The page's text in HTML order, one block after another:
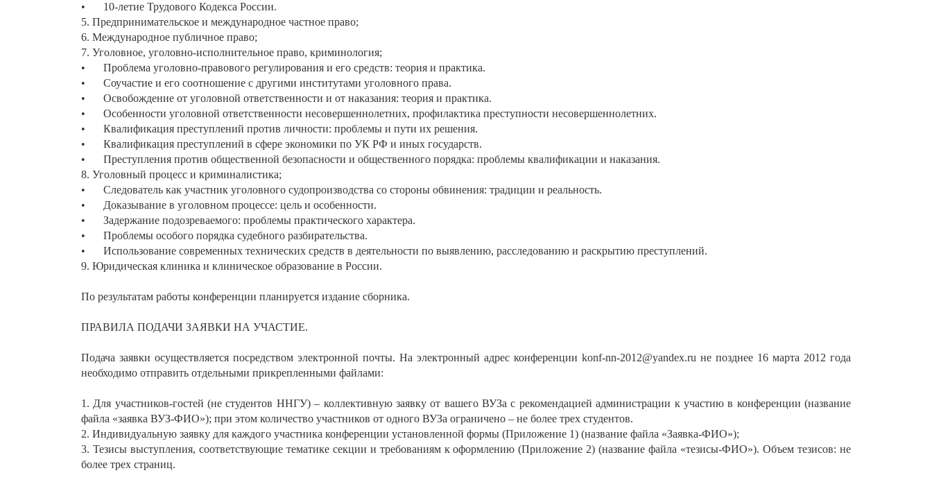
•
10-летие Трудового Кодекса России.
5. Предпринимательское и международное частное право;
6. Международное публичное право;
7. Уголовное, уголовно-исполнительное право, криминология;
•
Проблема уголовно-правового регулирования и его средств: теория и практика.
•
Соучастие и его соотношение с другими институтами уголовного права.
•
Освобождение от уголовной ответственности и от наказания: теория и практика.
•
Особенности уголовной ответственности несовершеннолетних, профилактика преступности несовершеннолетних.
•
Квалификация преступлений против личности: проблемы и пути их решения.
•
Квалификация преступлений в сфере экономики по УК РФ и иных государств.
•
Преступления против общественной безопасности и общественного порядка: проблемы квалификации и наказания.
8. Уголовный процесс и криминалистика;
•
Следователь как участник уголовного судопроизводства со стороны обвинения: традиции и реальность.
•
Доказывание в уголовном процессе: цель и особенности.
•
Задержание подозреваемого: проблемы практического характера.
•
Проблемы особого порядка судебного разбирательства.
•
Использование современных технических средств в деятельности по выявлению, расследованию и раскрытию преступлений.
9. Юридическая клиника и клиническое образование в России.
По результатам работы конференции планируется издание сборника.
ПРАВИЛА ПОДАЧИ ЗАЯВКИ НА УЧАСТИЕ.
Подача заявки осуществляется посредством электронной почты. На электронный адрес конференции konf-nn-2012@yandex.ru не позднее 16 марта 2012 года
необходимо отправить отдельными прикрепленными файлами:
1. Для участников-гостей (не студентов ННГУ) – коллективную заявку от вашего ВУЗа с рекомендацией администрации к участию в конференции (название
файла «заявка ВУЗ-ФИО»); при этом количество участников от одного ВУЗа ограничено – не более трех студентов.
2. Индивидуальную заявку для каждого участника конференции установленной формы (Приложение 1) (название файла «Заявка-ФИО»);
3. Тезисы выступления, соответствующие тематике секции и требованиям к оформлению (Приложение 2) (название файла «тезисы-ФИО»). Объем тезисов: не
более трех страниц.